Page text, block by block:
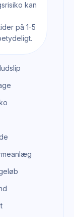
kan
på 1-5